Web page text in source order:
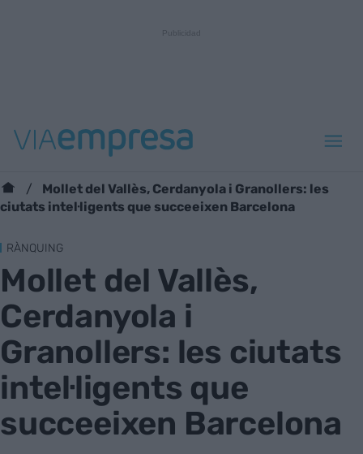
Mollet del Vallès, Cerdanyola i Granollers: les
ciutats intel·ligents que succeeixen Barcelona
RÀNQUING
Mollet del Vallès,
Cerdanyola i
Granollers: les ciutats
intel·ligents que
succeeixen Barcelona